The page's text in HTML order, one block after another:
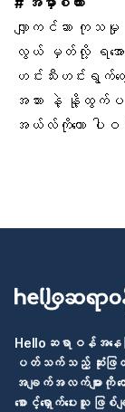
လျှာကင်ဆာ ကုသမှု
လွယ် မှတ်လို့ ရအော
ဟင်းသီးဟင်းရွက်တွ
အသား နဲ့ နို့ထွက်ပ
အယ်လ်ကိုဟော ပါဝ
Helloဆရာဝန်အနေဖ
ပတ်သက်သည့် ဆုံးဖြတ်ခ
အချက်အလက်များကို ထ
စောင့်ရှောက်ပေးသူ ဖ